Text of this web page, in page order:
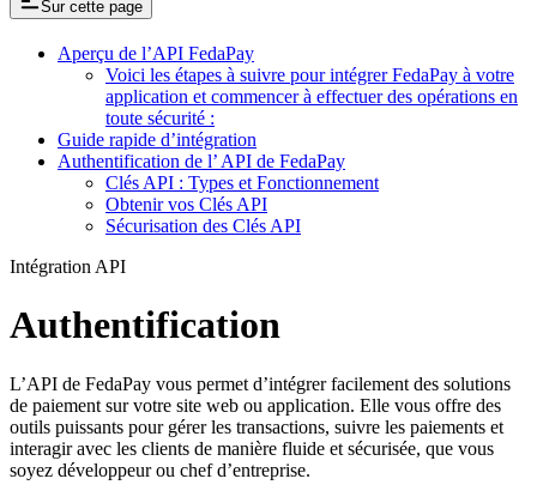
Sur cette page
Aperçu de l’API FedaPay
Voici les étapes à suivre pour intégrer FedaPay à votre
application et commencer à effectuer des opérations en
toute sécurité :
Guide rapide d’intégration
Authentification de l’ API de FedaPay
Clés API : Types et Fonctionnement
Obtenir vos Clés API
Sécurisation des Clés API
Intégration API
Authentification
L’API de FedaPay vous permet d’intégrer facilement des solutions
de paiement sur votre site web ou application. Elle vous offre des
outils puissants pour gérer les transactions, suivre les paiements et
interagir avec les clients de manière fluide et sécurisée, que vous
soyez développeur ou chef d’entreprise.